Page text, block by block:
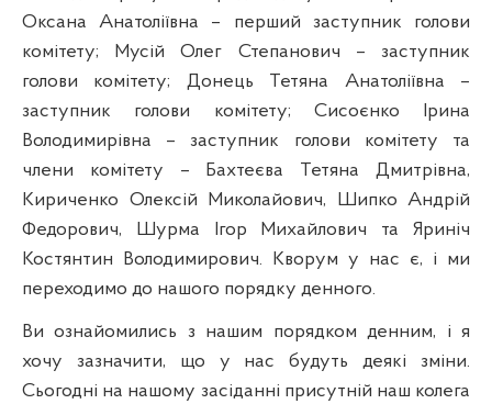
Оксана Анатоліївна – перший заступник голови
комітету; Мусій Олег Степанович – заступник
голови комітету; Донець Тетяна Анатоліївна –
заступник голови комітету; Сисоєнко Ірина
Володимирівна – заступник голови комітету та
члени комітету – Бахтеєва Тетяна Дмитрівна,
Кириченко Олексій Миколайович, Шипко Андрій
Федорович, Шурма Ігор Михайлович та Яриніч
Костянтин Володимирович. Кворум у нас є, і ми
переходимо до нашого порядку денного.
Ви ознайомились з нашим порядком денним, і я
хочу зазначити, що у нас будуть деякі зміни.
Сьогодні на нашому засіданні присутній наш колега